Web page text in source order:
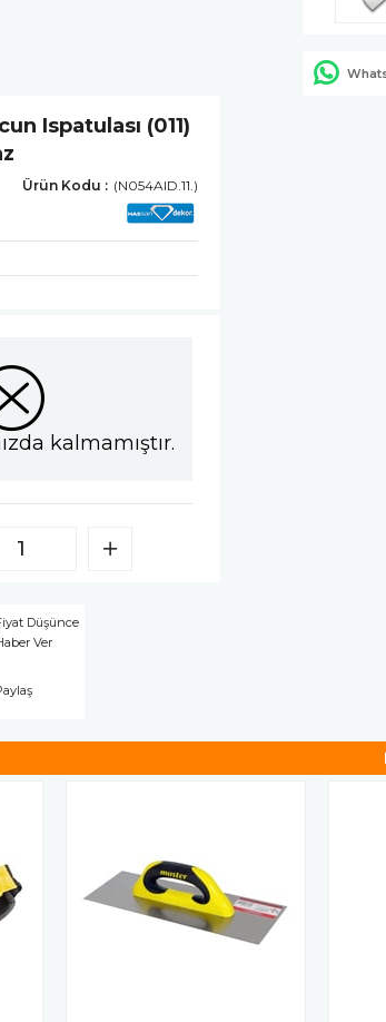
Ispatulası (011)
(N054AID.11.)
kalmamıştır.
Düşünce
Ver